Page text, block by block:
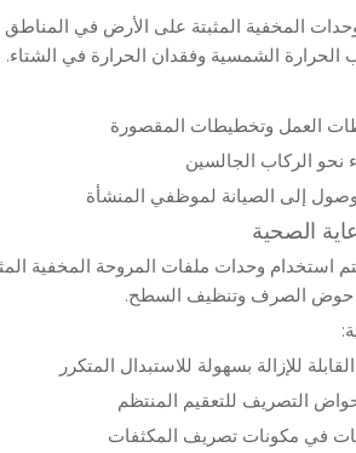
المخفية المثبتة على الأرض في
الحرارة الشمسية وفقدان الحرارة في
العمل وتخطيطات المقصورة
نحو الركاب الجالسين
إلى الصيانة لموظفي المنشأة
الصحية
استخدام وحدات ملفات المروحة المخفية
حوض الصرف وتنظيف السطح.
للإزالة بسهولة للاستبدال المتكرر
التصريف للتعقيم المنتظم
في مكونات تصريف المكثفات